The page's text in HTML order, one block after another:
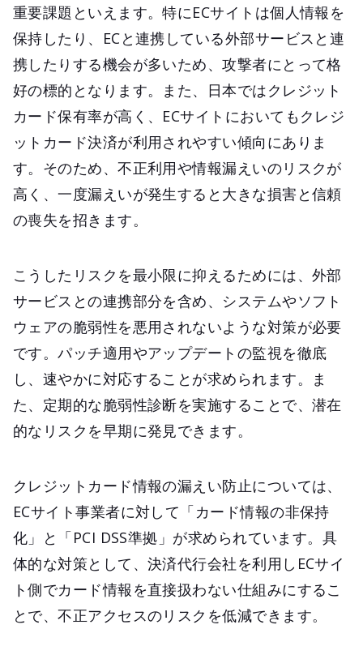
重要課題といえます。特にECサイトは個人情報を
保持したり、ECと連携している外部サービスと連
携したりする機会が多いため、攻撃者にとって格
好の標的となります。また、日本ではクレジット
カード保有率が高く、ECサイトにおいてもクレジ
ットカード決済が利用されやすい傾向にありま
す。そのため、不正利用や情報漏えいのリスクが
高く、一度漏えいが発生すると大きな損害と信頼
の喪失を招きます。
こうしたリスクを最小限に抑えるためには、外部
サービスとの連携部分を含め、システムやソフト
ウェアの脆弱性を悪用されないような対策が必要
です。パッチ適用やアップデートの監視を徹底
し、速やかに対応することが求められます。ま
た、定期的な脆弱性診断を実施することで、潜在
的なリスクを早期に発見できます。
クレジットカード情報の漏えい防止については、
ECサイト事業者に対して「カード情報の非保持
化」と「PCI DSS準拠」が求められています。具
体的な対策として、決済代行会社を利用しECサイ
ト側でカード情報を直接扱わない仕組みにするこ
とで、不正アクセスのリスクを低減できます。